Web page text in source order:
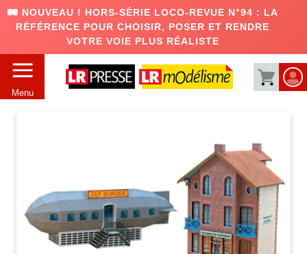
🛤️ NOUVEAU ! HORS-SÉRIE LOCO-REVUE N°94 : LA
RÉFÉRENCE POUR CHOISIR, POSER ET RENDRE
VOTRE VOIE PLUS RÉALISTE
Menu